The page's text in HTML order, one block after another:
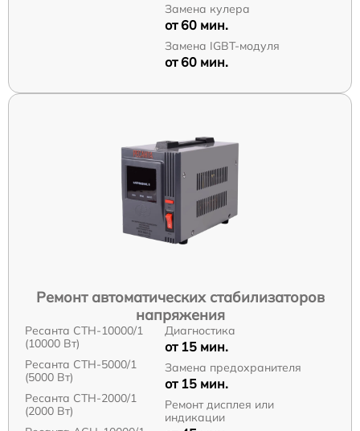
Замена кулера
от 60 мин.
Замена IGBT-модуля
от 60 мин.
Ремонт автоматических стабилизаторов
напряжения
Ресанта СТН-10000/1
(10000 Вт)
Ресанта СТН-5000/1
(5000 Вт)
Ресанта СТН-2000/1
(2000 Вт)
Диагностика
от 15 мин.
Замена предохранителя
от 15 мин.
Ремонт дисплея или
индикации